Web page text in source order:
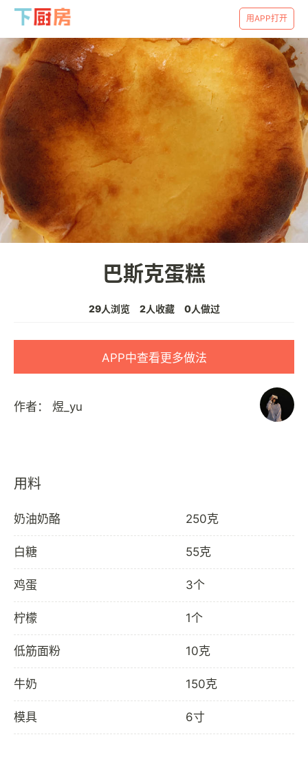
用APP打开
巴斯克蛋糕
29人浏览 2人收藏 0人做过
APP中查看更多做法
作者： 煜_yu
用料
奶油奶酪 250克
白糖 55克
鸡蛋 3个
柠檬 1个
低筋面粉 10克
牛奶 150克
模具 6寸